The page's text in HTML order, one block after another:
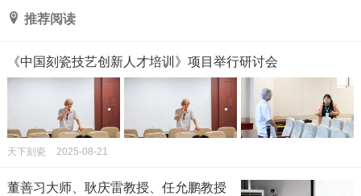
推荐阅读
《中国刻瓷技艺创新人才培训》项目举行研讨会
天下刻瓷 2025-08-21
董善习大师、耿庆雷教授、任允鹏教授